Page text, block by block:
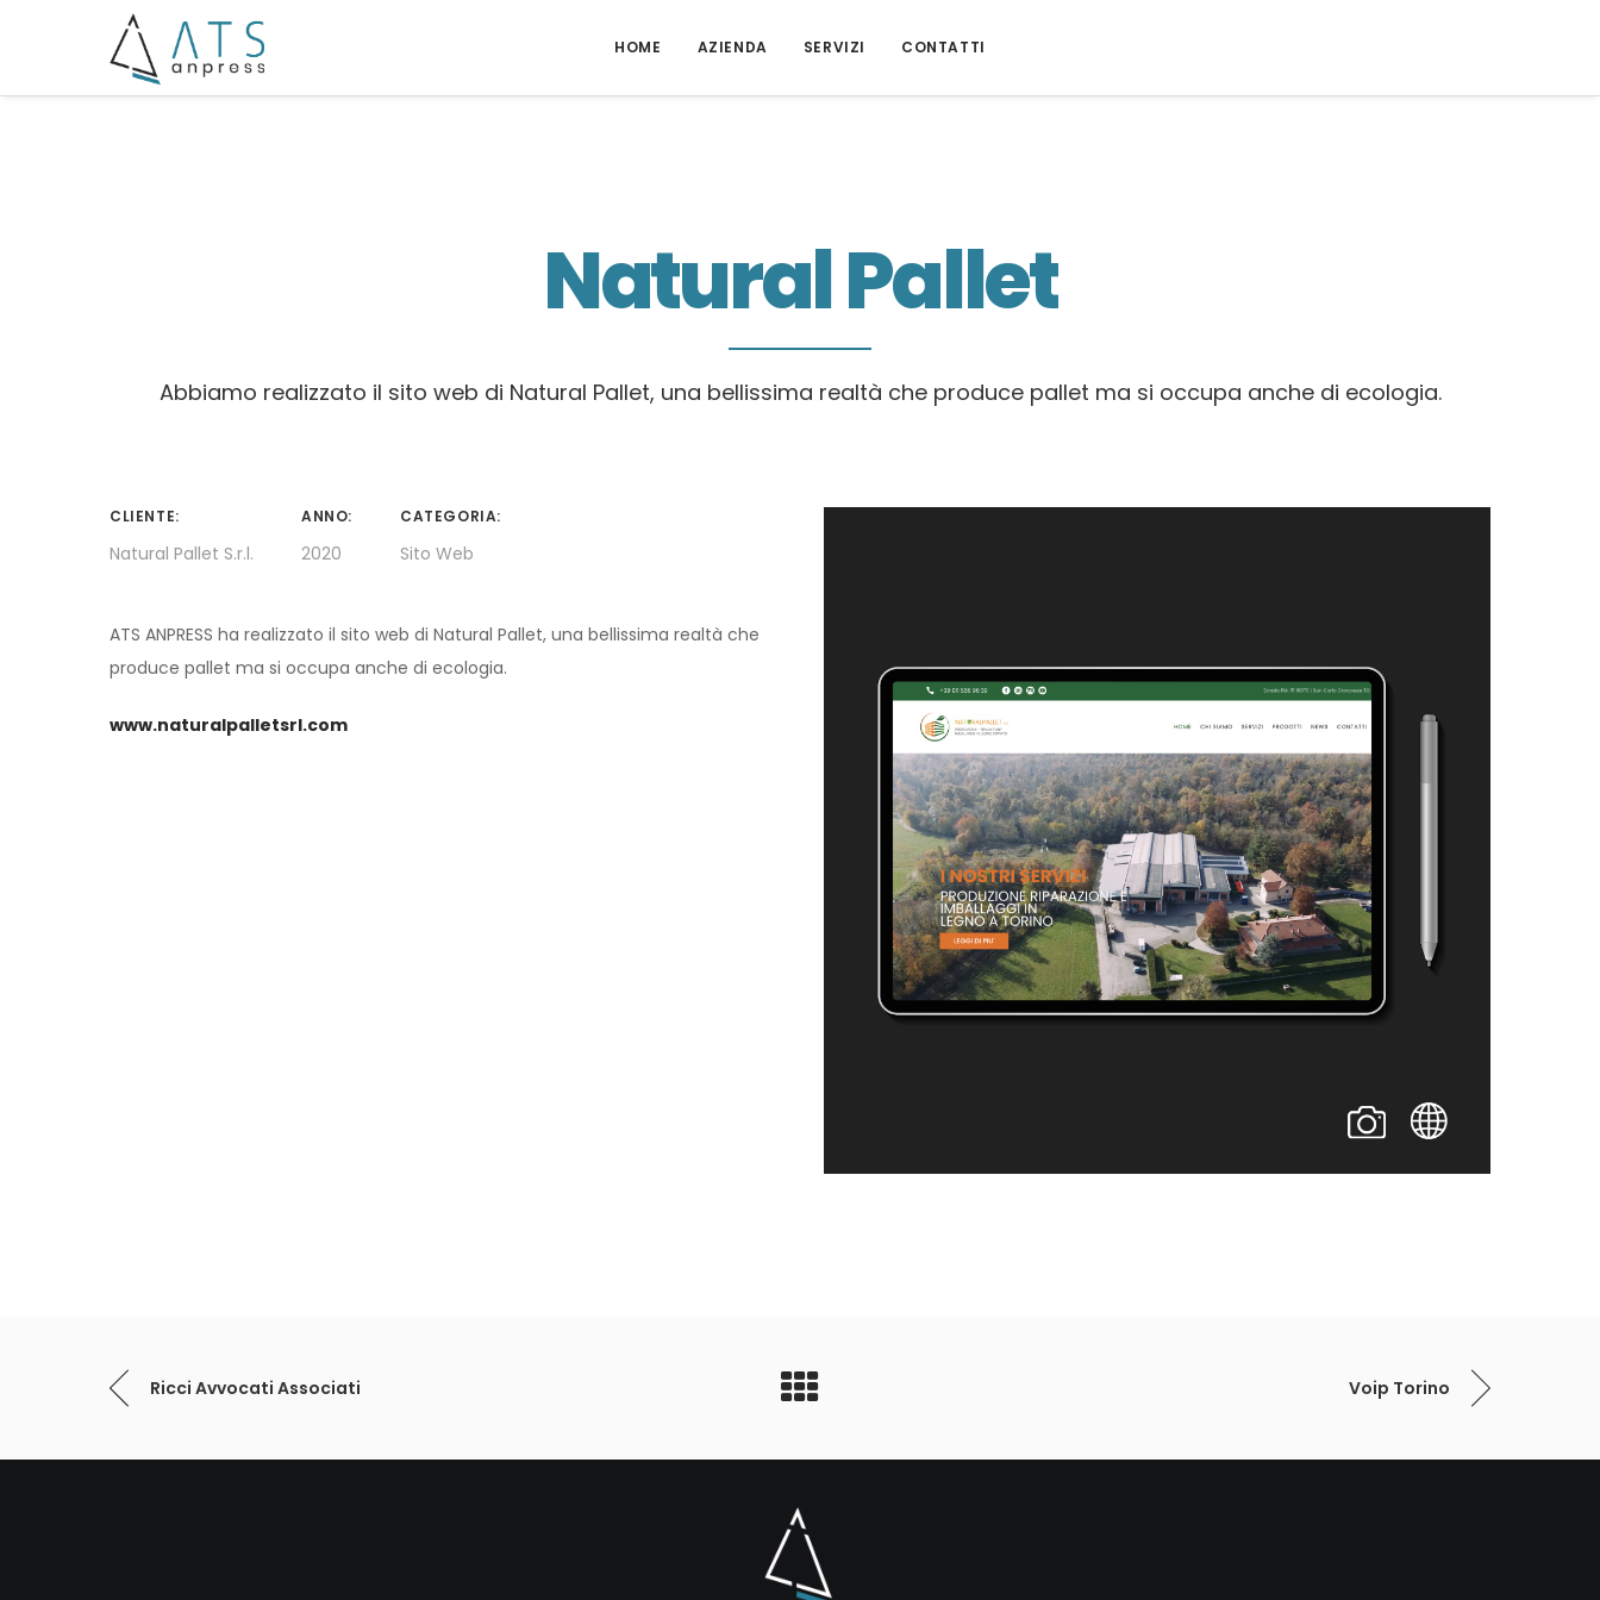
HOME AZIENDA SERVIZI CONTATTI
Natural Pallet
Abbiamo realizzato il sito web di Natural Pallet, una bellissima realtà che produce pallet ma si occupa anche di ecologia.
CLIENTE:
Natural Pallet S.r.l.
ANNO:
2020
CATEGORIA:
Sito Web
ATS ANPRESS ha realizzato il sito web di Natural Pallet, una bellissima realtà che
produce pallet ma si occupa anche di ecologia.
www.naturalpalletsrl.com
Ricci Avvocati Associati Voip Torino